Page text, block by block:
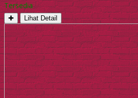
Tersedia
✚ Lihat Detail